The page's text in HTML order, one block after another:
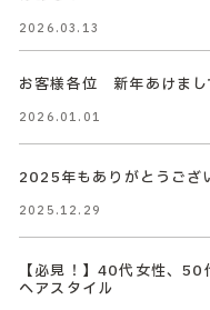
2026.03.13
お客様各位 新年あけまし
2026.01.01
2025年もありがとうござ
2025.12.29
【必見！】40代女性、
ヘアスタイル